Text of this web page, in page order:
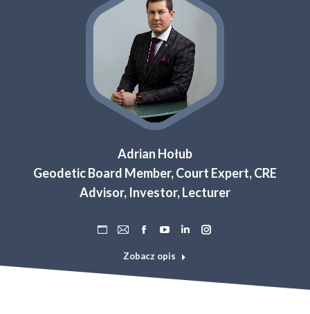
Adrian Hołub
Geodetic Board Member, Court Expert, CRE
Advisor, Investor, Lecturer
Osobisty
blog
/
Adres
e-
mail
Facebook
YouTube
LinkedinInstagram
Zobacz opis